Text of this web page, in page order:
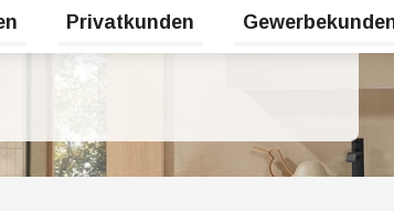
Untermenü für Erneuerbare Energien
Privatkunden
Untermenü für